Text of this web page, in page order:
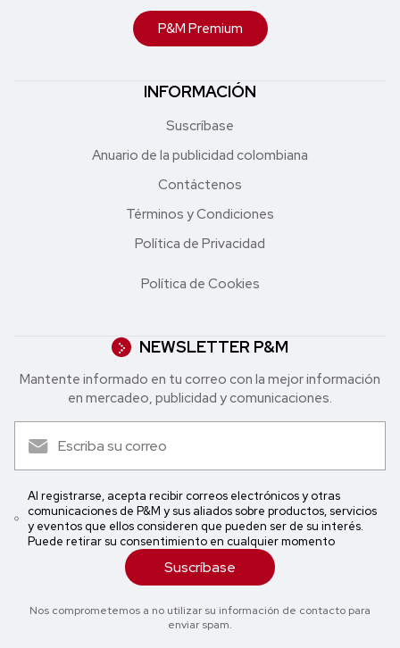
P&M Premium
INFORMACIÓN
Suscríbase
Anuario de la publicidad colombiana
Contáctenos
Términos y Condiciones
Política de Privacidad
Política de Cookies
NEWSLETTER P&M
Mantente informado en tu correo con la mejor in formación
en mercadeo, publicidad y comunicaciones.
Al registrarse, acepta recibir correos electrónicos y otras
comunicaciones de P&M y sus aliados sobre productos, servicios
y eventos que ellos consideren que pueden ser de su interés.
Puede retirar su consentimiento en cualquier momento
Suscríbase
Nos comprometemos a no utilizar su información de contacto para
enviar spam.